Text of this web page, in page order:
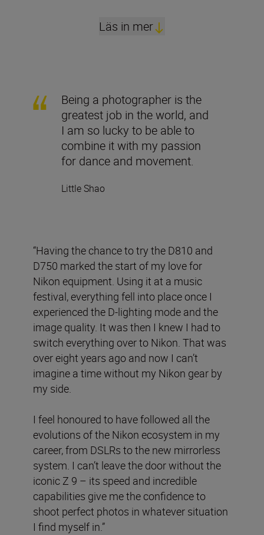
Läs in mer
Being a photographer is the
greatest job in the world, and
I am so lucky to be able to
combine it with my passion
for dance and movement.
Little Shao
“Having the chance to try the D810 and
D750 marked the start of my love for
Nikon equipment. Using it at a music
festival, everything fell into place once I
experienced the D-lighting mode and the
image quality. It was then I knew I had to
switch everything over to Nikon. That was
over eight years ago and now I can’t
imagine a time without my Nikon gear by
my side.
I feel honoured to have followed all the
evolutions of the Nikon ecosystem in my
career, from DSLRs to the new mirrorless
system. I can’t leave the door without the
iconic Z 9 – its speed and incredible
capabilities give me the confidence to
shoot perfect photos in whatever situation
I find myself in.”